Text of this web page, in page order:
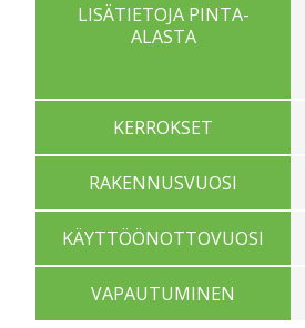
LISÄTIETOJA PINTA-
ALASTA
KERROKSET
RAKENNUSVUOSI
KÄYTTÖÖNOTTOVUOSI
VAPAUTUMINEN